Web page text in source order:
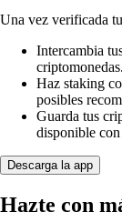
Una vez verificada
Intercambia
criptomonedas.
Haz staking
posibles
Guarda tus
disponible
Descarga la app
Hazte con